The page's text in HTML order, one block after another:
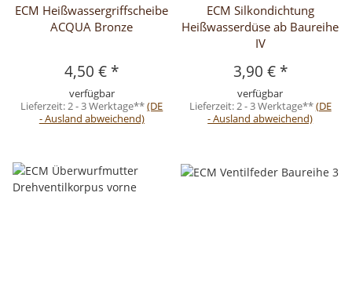
ECM Heißwassergriffscheibe
ACQUA Bronze
4,50 € *
verfügbar
Lieferzeit:2 - 3 Werktage**(DE
- Ausland abweichend)
ECM Silkondichtung
Heißwasserdüse ab Baureihe
IV
3,90 € *
verfügbar
Lieferzeit:2 - 3 Werktage**(DE
- Ausland abweichend)